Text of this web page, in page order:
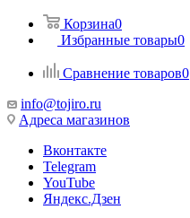
Корзина0
Избранные товары0
Сравнение товаров0
info@tojiro.ru
Адреса магазинов
Вконтакте
Telegram
YouTube
Яндекс.Дзен